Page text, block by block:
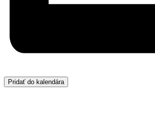
Pridať do kalendára